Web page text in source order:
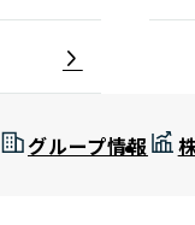
グループ情報